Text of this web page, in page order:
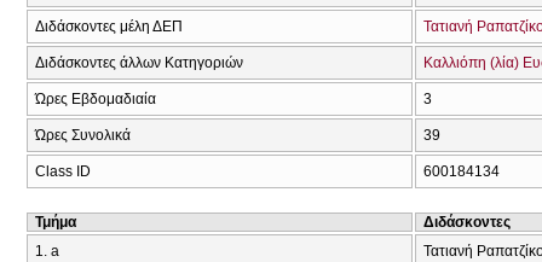
Διδάσκοντες μέλη ΔΕΠ Τατιανή
Διδάσκοντες άλλων Κατηγοριών Καλλιόπη (λία)
Ώρες Εβδομαδιαία 3
Ώρες Συνολικά 39
Class ID 600184134
Τμήμα
Διδάσκοντες
1. a
Τατιανή